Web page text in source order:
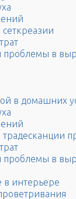
проблемы в
в домашних
проблемы в
интерьере